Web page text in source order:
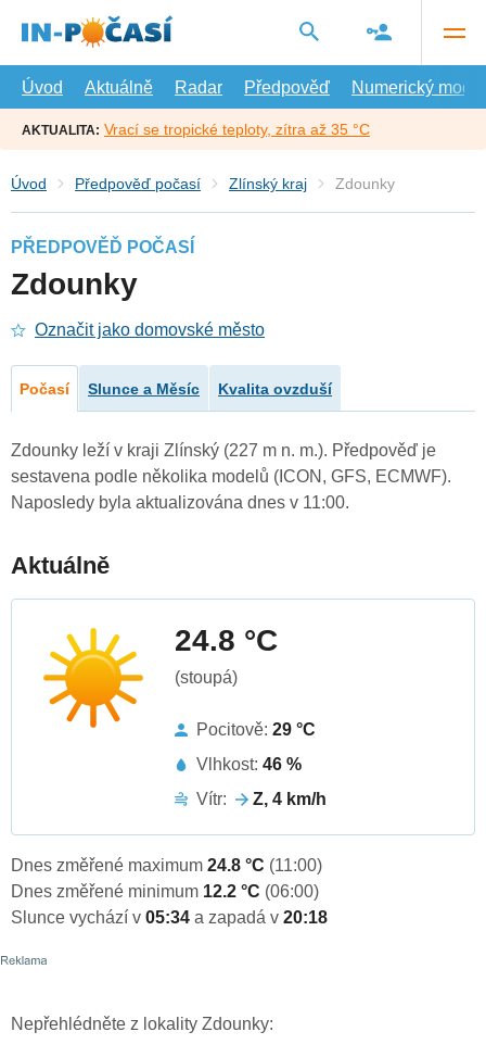
hlavní
Úvod
Aktuálně Radar Předpověď Numerický model
AKTUALITA: Vrací se tropické teploty, zítra až 35 °C
Úvod Předpověď počasí Zlínský kraj Zdounky
PŘEDPOVĚĎ POČASÍ
Zdounky
Označit jako domovské město
Počasí Slunce a Měsíc Kvalita ovzduší
Zdounky leží v kraji Zlínský (227 m n. m.). Předpověď je
sestavena podle několika modelů (ICON, GFS, ECMWF).
Naposledy byla aktualizována dnes v 11:00.
Aktuálně
24.8 °C
(stoupá)
Pocitově: 29 °C
Vlhkost: 46 %
Vítr:
Z, 4 km/h
Dnes změřené maximum 24.8 °C (11:00)
Dnes změřené minimum 12.2 °C (06:00)
Slunce vychází v 05:34 a zapadá v 20:18
Nepřehlédněte z lokality Zdounky: